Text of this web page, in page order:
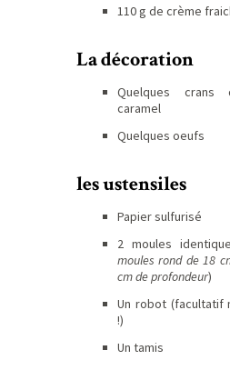
110 g de crème
La décoration
Quelques
caramel
Quelques oeufs
les ustensiles
Papier sulfurisé
2 moules
moules rond de 18
cm de profondeur)
Un robot (facultatif
!)
Un tamis